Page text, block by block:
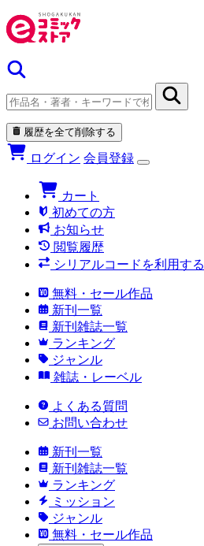
履歴を全て削除する
ログイン 会員登録
カート
初めての方
お知らせ
閲覧履歴
シリアルコードを利用する
無料・セール作品
新刊一覧
新刊雑誌一覧
ランキング
ジャンル
雑誌・レーベル
よくある質問
お問い合わせ
新刊一覧
新刊雑誌一覧
ランキング
ミッション
ジャンル
無料・セール作品